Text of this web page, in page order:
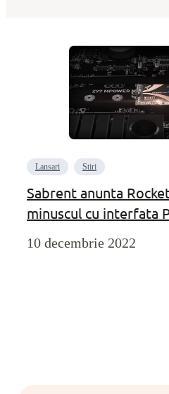
Lansari Stiri
Sabrent anunta
minuscul cu interfata
10 decembrie 2022